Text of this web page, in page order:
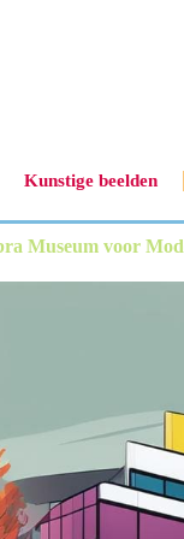
Kunstige beelden
Museum voor